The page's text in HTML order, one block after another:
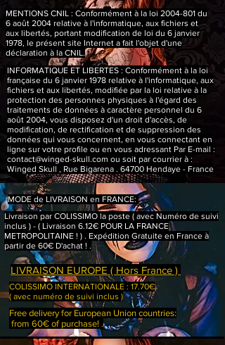
MENTIONS CNIL : Conformément à la loi 2004-801 du
6 août 2004 relative à l'informatique, aux fichiers et
aux libertés, portant modification de loi du 6 janvier
1978, le présent site Internet a fait l'objet d'une
déclaration à la CNIL.
INFORMATIQUE ET LIBERTES : Conformément à la loi
française du 6 janvier 1978 relative à l'informatique, aux
fichiers et aux libertés, modifiée par la loi relative à la
protection des personnes physiques à l'égard des
traitements de données à caractère personnel du 6
août 2004, vous disposez d'un droit d'accès, de
modification, de rectification et de suppression des
données qui vous concernent, en vous connectant en
ligne sur votre profile ou en vous adressant Par E-mail :
contact@winged-skull.com ou soit par courrier à :
Winged Skull , Rue Bigarena . 64700 Hendaye - France
MODE de LIVRAISON en FRANCE:
Livraison par COLISSIMO la poste ( avec Numéro de suivi
inclus ) - ( Livraison 6.12€ POUR LA FRANCE
METROPOLITAINE ! ) . Expédition Gratuite en France à
partir de 60€ D'achat ! .
LIVRAISON EUROPE ( Hors France )
COLISSIMO INTERNATIONALE : 17.70€
( avec numéro de suivi inclus )
Free delivery for European Union countries:
from 60€ of purchase! .